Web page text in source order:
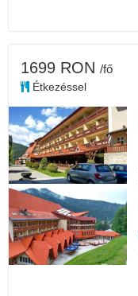
1699 RON /fő
Étkezéssel